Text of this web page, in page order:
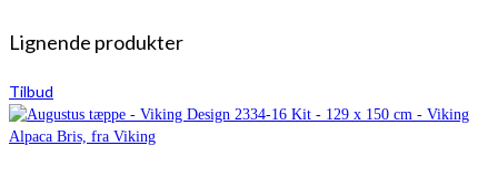
Lignende produkter
Tilbud